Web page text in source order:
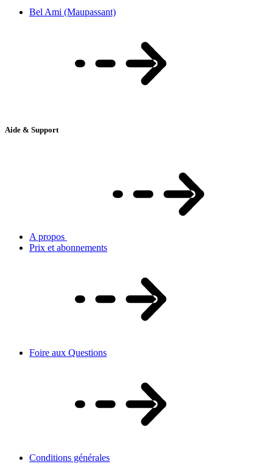
Bel Ami (Maupassant)
Aide & Support
A propos
Prix et abonnements
Foire aux Questions
Conditions générales